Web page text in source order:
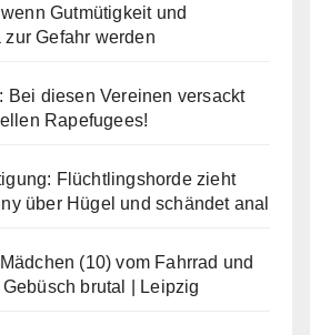
Gutmütigkeit und
Gefahr werden
Bei diesen Vereinen versackt
Rapefugees!
Flüchtlingshorde zieht
über Hügel und schändet anal
(10) vom Fahrrad und
brutal | Leipzig